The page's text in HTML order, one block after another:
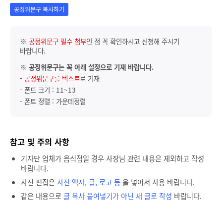
공정위문구 복사하기
※ 공정위문구 필수 첨부인 점 꼭 확인하시고 신청해 주시기
바랍니다.
※ 공정위문구는 꼭 아래 설정으로 기재 바랍니다.
- 공정위문구를 텍스트로 기재
- 폰트 크기 : 11~13
- 폰트 정렬 : 가운데정렬
참고 및 주의 사항
기자단 업체가 음식점일 경우 사장님 관련 내용은 제외하고 작성
바랍니다.
사진 편집은사진 액자, 글, 로고 등을 넣어서 사용 바랍니다.
같은 내용으로글 복사 붙여넣기가 아닌 새 글로 작성 바랍니다.